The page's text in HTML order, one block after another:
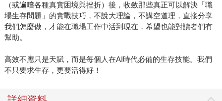
（或遍嚐各種真實困境與挫折）後，收斂那些真正可以解決「職
場生存問題」的實戰技巧，不說大理論，不講空道理，直接分享
我們怎麼做，才能在職場工作中活到現在，希望也能對讀者們有
幫助。
高效不應只是天賦，而是每個人在AI時代必備的生存技能。我們
不只要求生存，更要活得好！